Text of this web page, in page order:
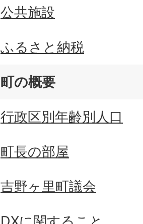
公共施設
ふるさと納税
町の概要
行政区別年齢別人口
町長の部屋
吉野ヶ里町議会